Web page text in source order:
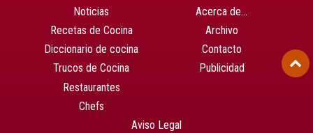
Noticias
Recetas de Cocina
Diccionario de cocina
Trucos de Cocina
Restaurantes
Chefs
Acerca de…
Archivo
Contacto
Publicidad
Aviso Legal